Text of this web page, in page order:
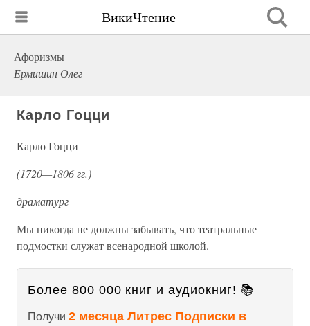
ВикиЧтение
Афоризмы
Ермишин Олег
Карло Гоцци
Карло Гоцци
(1720—1806 гг.)
драматург
Мы никогда не должны забывать, что театральные
подмостки служат всенародной школой.
Более 800 000 книг и аудиокниг! 📚
Получи 2 месяца Литрес Подписки в